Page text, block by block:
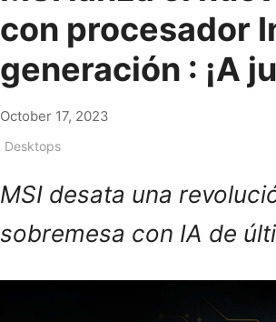
con procesador
generación : ¡A
October 17, 2023
Desktops
MSI desata una
sobremesa con IA de